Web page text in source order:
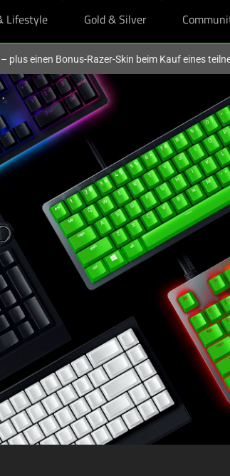
Lifestyle Gold & Silver
plus einen Bonus-Razer-Skin beim Kauf eines